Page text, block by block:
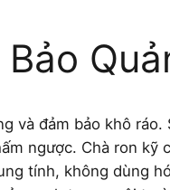
và đảm bảo khô
ngược. Chà ron
tính, không dùng